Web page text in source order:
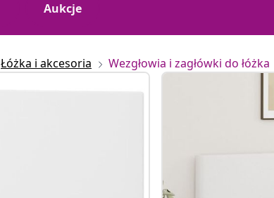
Aukcje
Łóżka i akcesoria Wezgłowia i zagłówki do łóżka